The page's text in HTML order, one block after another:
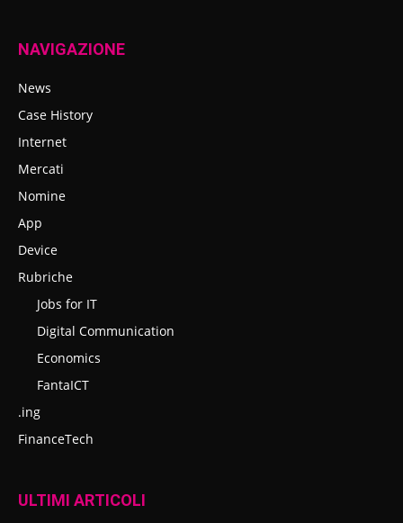
NAVIGAZIONE
News
Case History
Internet
Mercati
Nomine
App
Device
Rubriche
Jobs for IT
Digital Communication
Economics
FantaICT
.ing
FinanceTech
ULTIMI ARTICOLI